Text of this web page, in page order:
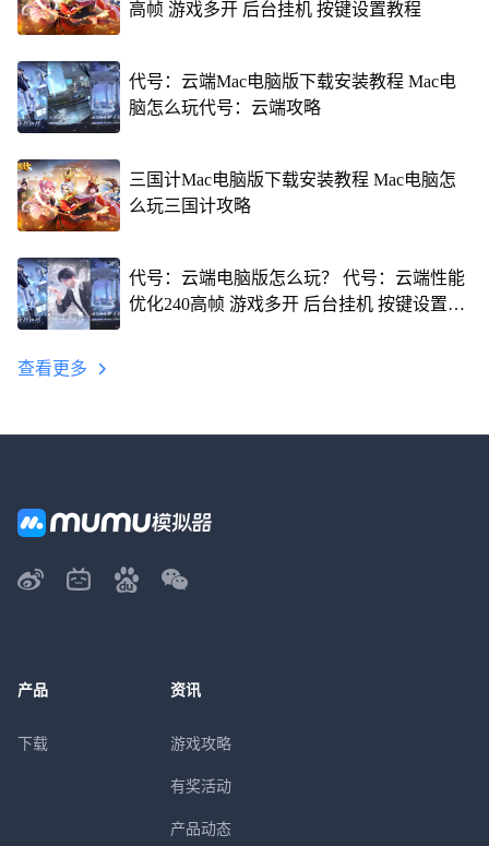
高帧 游戏多开 后台挂机 按键设置教程
代号：云端Mac电脑版下载安装教程 Mac电
脑怎么玩代号：云端攻略
三国计Mac电脑版下载安装教程 Mac电脑怎
么玩三国计攻略
代号：云端电脑版怎么玩？ 代号：云端性能
优化240高帧 游戏多开 后台挂机 按键设置教
查看更多
产品
下载
资讯
游戏攻略
有奖活动
产品动态